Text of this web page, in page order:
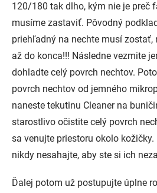
120/180 tak dlho, kým nie je preč
musíme zastaviť. Pôvodný
priehľadný na nechte musí zostať,
až do konca!!! Následne vezmite
dohladte celý povrch nechtov.
povrch nechtov od jemného
naneste tekutinu Cleaner na
starostlivo očistite celý povrch
sa venujte priestoru okolo
nikdy nesahajte, aby ste si ich
Ďalej potom už postupujte úplne